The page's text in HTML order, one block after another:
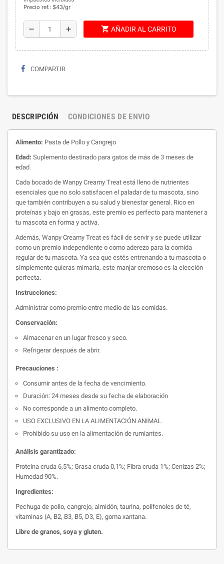
Precio ref.: $43/gr
remove add shopping_cart AÑADIR AL CARRITO
COMPARTIR
DESCRIPCIÓN CONDICIONES DE ENVIO
Alimento: Pasta de Pollo y Cangrejo
Edad: Suplemento destinado para gatos de más de 3 meses de
edad.
Cada bocado de Wanpy Creamy Treat está lleno de nutrientes
esenciales que no solo satisfacen el paladar de tu mascota, sino
que también contribuyen a su salud y bienestar general. Rico en
proteínas y bajo en grasas, este premio es perfecto para mantener a
tu mascota en forma y activa.
Además, Wanpy Creamy Treat es fácil de servir y se puede utilizar
como un premio independiente o como aderezo para la comida
regular de tu mascota. Ya sea que estés entrenando a tu mascota o
simplemente quieras mimarla, este manjar cremoso es la elección
perfecta.
Instrucciones:
Administrar como premio entre medio de las comidas.
Conservación:
Almacenar en un lugar fresco y seco.
Refrigerar después de abrir.
Precauciones :
Consumir antes de la fecha de vencimiento.
Duración: 24 meses desde su fecha de elaboración
No corresponde a un alimento completo.
USO EXCLUSIVO EN LA ALIMENTACIÓN ANIMAL.
Prohibido su uso en la alimentación de rumiantes.
Análisis garantizado:
Proteína cruda 6,5%; Grasa cruda 0,1%; Fibra cruda 1%; Cenizas 2%;
Humedad 90%.
Ingredientes:
Pechuga de pollo, cangrejo, almidón, taurina, polifenoles de té,
vitaminas (A, B2, B3, B5, D3, E), goma xantana.
Libre de granos, soya y gluten.